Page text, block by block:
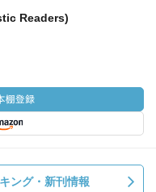
Readers)
ング・新刊情報